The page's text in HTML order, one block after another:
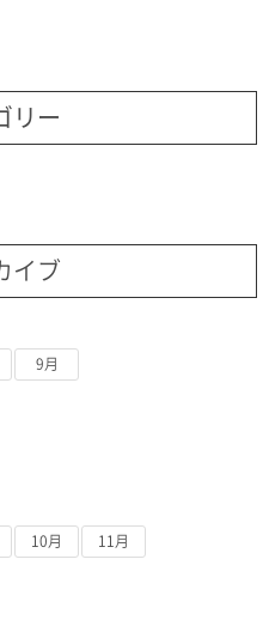
リー
イブ
9月
10月 11月